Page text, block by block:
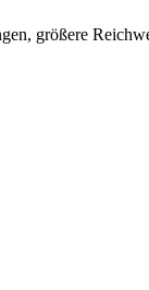
größere